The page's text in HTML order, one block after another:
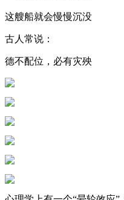
这艘船就会慢慢沉没
古人常说：
德不配位，必有灾殃